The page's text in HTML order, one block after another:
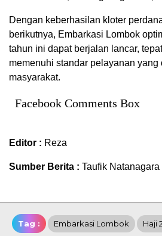
Dengan keberhasilan kloter
berikutnya, Embarkasi Lombok
tahun ini dapat berjalan lancar,
memenuhi standar pelayanan yang
masyarakat.
Facebook Comments Box
Editor : Reza
Sumber Berita : Taufik Natanagara
Tag : Embarkasi Lombok Haji